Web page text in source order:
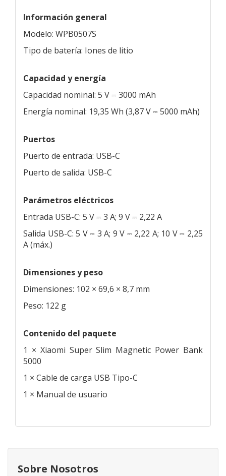
Información general
Modelo: WPB0507S
Tipo de batería: Iones de litio
Capacidad y energía
Capacidad nominal: 5 V ⎓ 3000 mAh
Energía nominal: 19,35 Wh (3,87 V ⎓ 5000 mAh)
Puertos
Puerto de entrada: USB-C
Puerto de salida: USB-C
Parámetros eléctricos
Entrada USB-C: 5 V ⎓ 3 A; 9 V ⎓ 2,22 A
Salida USB-C: 5 V ⎓ 3 A; 9 V ⎓ 2,22 A; 10 V ⎓ 2,25
A (máx.)
Dimensiones y peso
Dimensiones: 102 × 69,6 × 8,7 mm
Peso: 122 g
Contenido del paquete
1 × Xiaomi Super Slim Magnetic Power Bank
5000
1 × Cable de carga USB Tipo-C
1 × Manual de usuario
Sobre Nosotros